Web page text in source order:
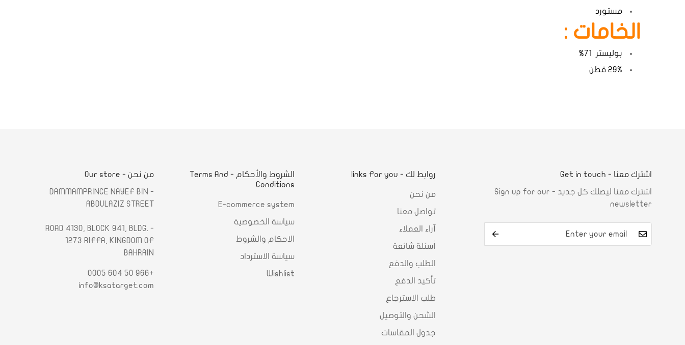
مستورد
الخامات :
بوليستر 71%
اشترك معنا - Get in touch
اشترك معنا ليصلك كل جديد - Sign up for our
newsletter
روابط لك - links For you
من نحن
تواصل معنا
آراء العملاء
أسئلة شائعة
الطلب والدفع
تأكيد الدفع
طلب الاسترجاع
الشحن والتوصيل
جدول المقاسات
الشروط والأحكام - Terms And
Conditions
E-commerce system
سياسة الخصوصية
الاحكام والشروط
سياسة الاسترداد
Wishlist
من نحن - Our store
- DAMMAMPRINCE NAYEF BIN
ABDULAZIZ STREET
- ROAD 4130, BLOCK 941, BLDG.
1273 RIFFA, KINGDOM OF
BAHRAIN
+966 50 604 0005
info@ksatarget.com